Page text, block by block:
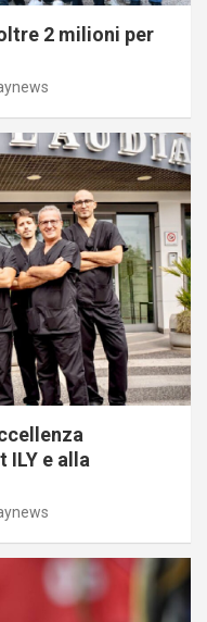
2 milioni per
ILY e alla